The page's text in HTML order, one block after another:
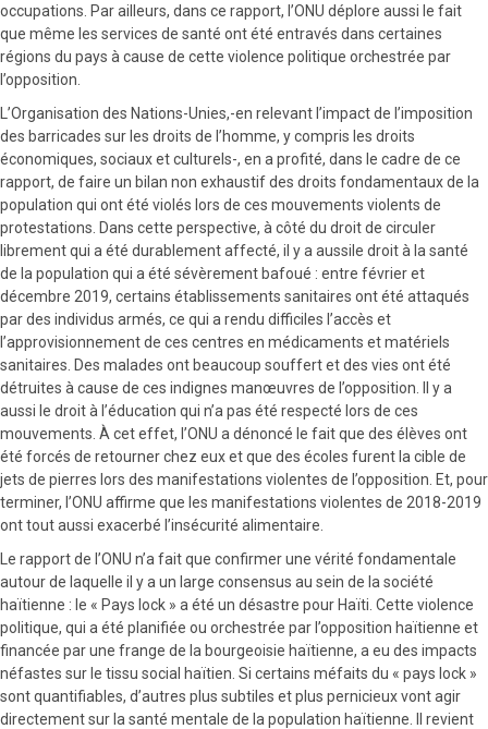
occupations. Par ailleurs, dans ce rapport, l’ONU déplore aussi le fait
que même les services de santé ont été entravés dans certaines
régions du pays à cause de cette violence politique orchestrée par
l’opposition.
L’Organisation des Nations-Unies,-en relevant l’impact de l’imposition
des barricades sur les droits de l’homme, y compris les droits
économiques, sociaux et culturels-, en a profité, dans le cadre de ce
rapport, de faire un bilan non exhaustif des droits fondamentaux de la
population qui ont été violés lors de ces mouvements violents de
protestations. Dans cette perspective, à côté du droit de circuler
librement qui a été durablement affecté, il y a aussile droit à la santé
de la population qui a été sévèrement bafoué : entre février et
décembre 2019, certains établissements sanitaires ont été attaqués
par des individus armés, ce qui a rendu difficiles l’accès et
l’approvisionnement de ces centres en médicaments et matériels
sanitaires. Des malades ont beaucoup souffert et des vies ont été
détruites à cause de ces indignes manœuvres de l’opposition. Il y a
aussi le droit à l’éducation qui n’a pas été respecté lors de ces
mouvements. À cet effet, l’ONU a dénoncé le fait que des élèves ont
été forcés de retourner chez eux et que des écoles furent la cible de
jets de pierres lors des manifestations violentes de l’opposition. Et, pour
terminer, l’ONU affirme que les manifestations violentes de 2018-2019
ont tout aussi exacerbé l’insécurité alimentaire.
Le rapport de l’ONU n’a fait que confirmer une vérité fondamentale
autour de laquelle il y a un large consensus au sein de la société
haïtienne : le « Pays lock » a été un désastre pour Haïti. Cette violence
politique, qui a été planifiée ou orchestrée par l’opposition haïtienne et
financée par une frange de la bourgeoisie haïtienne, a eu des impacts
néfastes sur le tissu social haïtien. Si certains méfaits du « pays lock »
sont quantifiables, d’autres plus subtiles et plus pernicieux vont agir
directement sur la santé mentale de la population haïtienne. Il revient